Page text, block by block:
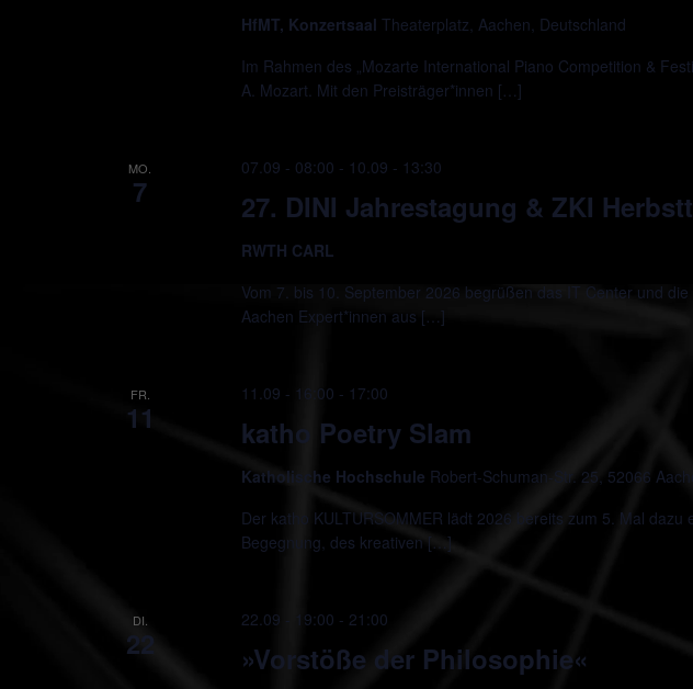
HfMT, Konzertsaal Theaterplatz, Aachen, Deutschland
Im Rahmen des „Mozarte International Piano Competition &
A. Mozart. Mit den Preisträger*innen […]
MO.
7 27. DINI Jahrestagung & ZKI
07.09 - 08:00 - 10.09 - 13:30
RWTH CARL
Vom 7. bis 10. September 2026 begrüßen das IT Center und
Aachen Expert*innen aus […]
FR.
11 katho Poetry Slam
11.09 - 16:00 - 17:00
Katholische Hochschule Robert-Schuman-Str. 25, 52066
Der katho KULTURSOMMER lädt 2026 bereits zum 5. Mal dazu
Begegnung, des kreativen […]
DI.
22 »Vorstöße der Philosophie«
22.09 - 19:00 - 21:00